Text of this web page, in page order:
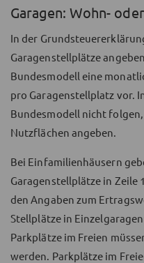
Garagen: Wohn-
In der
Garagenstellplätze
Bundesmodell eine
pro Garagenstellplatz vor.
Bundesmodell nicht folgen,
Nutzflächen angeben.
Bei Einfamilienhäusern
Garagenstellplätze in Zeile
den Angaben zum
Stellplätze in
Parkplätze im Freien
werden. Parkplätze im